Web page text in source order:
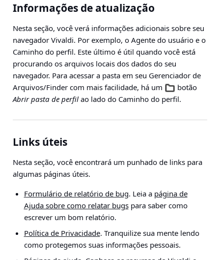
Informações de atualização
Nesta seção, você verá informações adicionais sobre seu
navegador Vivaldi. Por exemplo, o Agente do usuário e o
Caminho do perfil. Este último é útil quando você está
procurando os arquivos locais dos dados do seu
navegador. Para acessar a pasta em seu Gerenciador de
Arquivos/Finder com mais facilidade, há um
botão
Abrir pasta de perfil ao lado do Caminho do perfil.
Links úteis
Nesta seção, você encontrará um punhado de links para
algumas páginas úteis.
Formulário de relatório de bug. Leia a página de
Ajuda sobre como relatar bugspara saber como
escrever um bom relatório.
Política de Privacidade. Tranquilize sua mente lendo
como protegemos suas informações pessoais.